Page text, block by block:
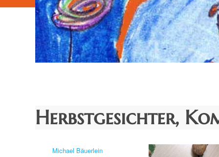
Herbstgesichter,
Autor
Michael Bäuerlein